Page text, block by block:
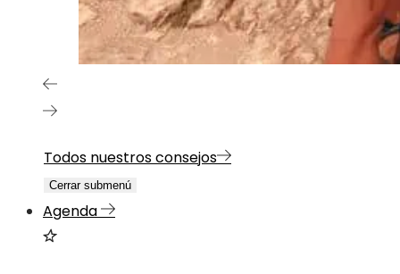
Todos nuestros consejos
Cerrar submenú
Agenda